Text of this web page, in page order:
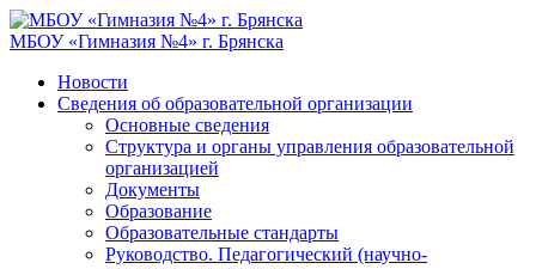
МБОУ «Гимназия №4» г. Брянска
Новости
Сведения об образовательной организации
Основные сведения
Структура и органы управления образовательной
организацией
Документы
Образование
Образовательные стандарты
Руководство. Педагогический (научно-